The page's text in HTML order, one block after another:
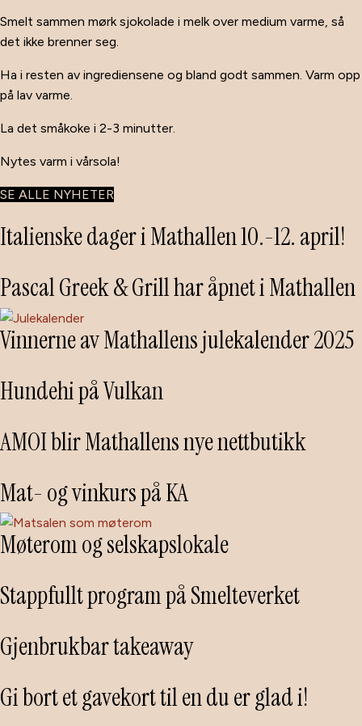
Smelt sammen mørk sjokolade i melk over medium varme, så
det ikke brenner seg.
Ha i resten av ingrediensene og bland godt sammen. Varm opp
på lav varme.
La det småkoke i 2-3 minutter.
Nytes varm i vårsola!
SE ALLE NYHETER
Italienske dager i Mathallen 10.-12. april!
Pascal Greek & Grill har åpnet i Mathallen
Vinnerne av Mathallens julekalender 2025
Hundehi på Vulkan
AMOI blir Mathallens nye nettbutikk
Mat- og vinkurs på KA
Møterom og selskapslokale
Stappfullt program på Smelteverket
Gjenbrukbar takeaway
Gi bort et gavekort til en du er glad i!